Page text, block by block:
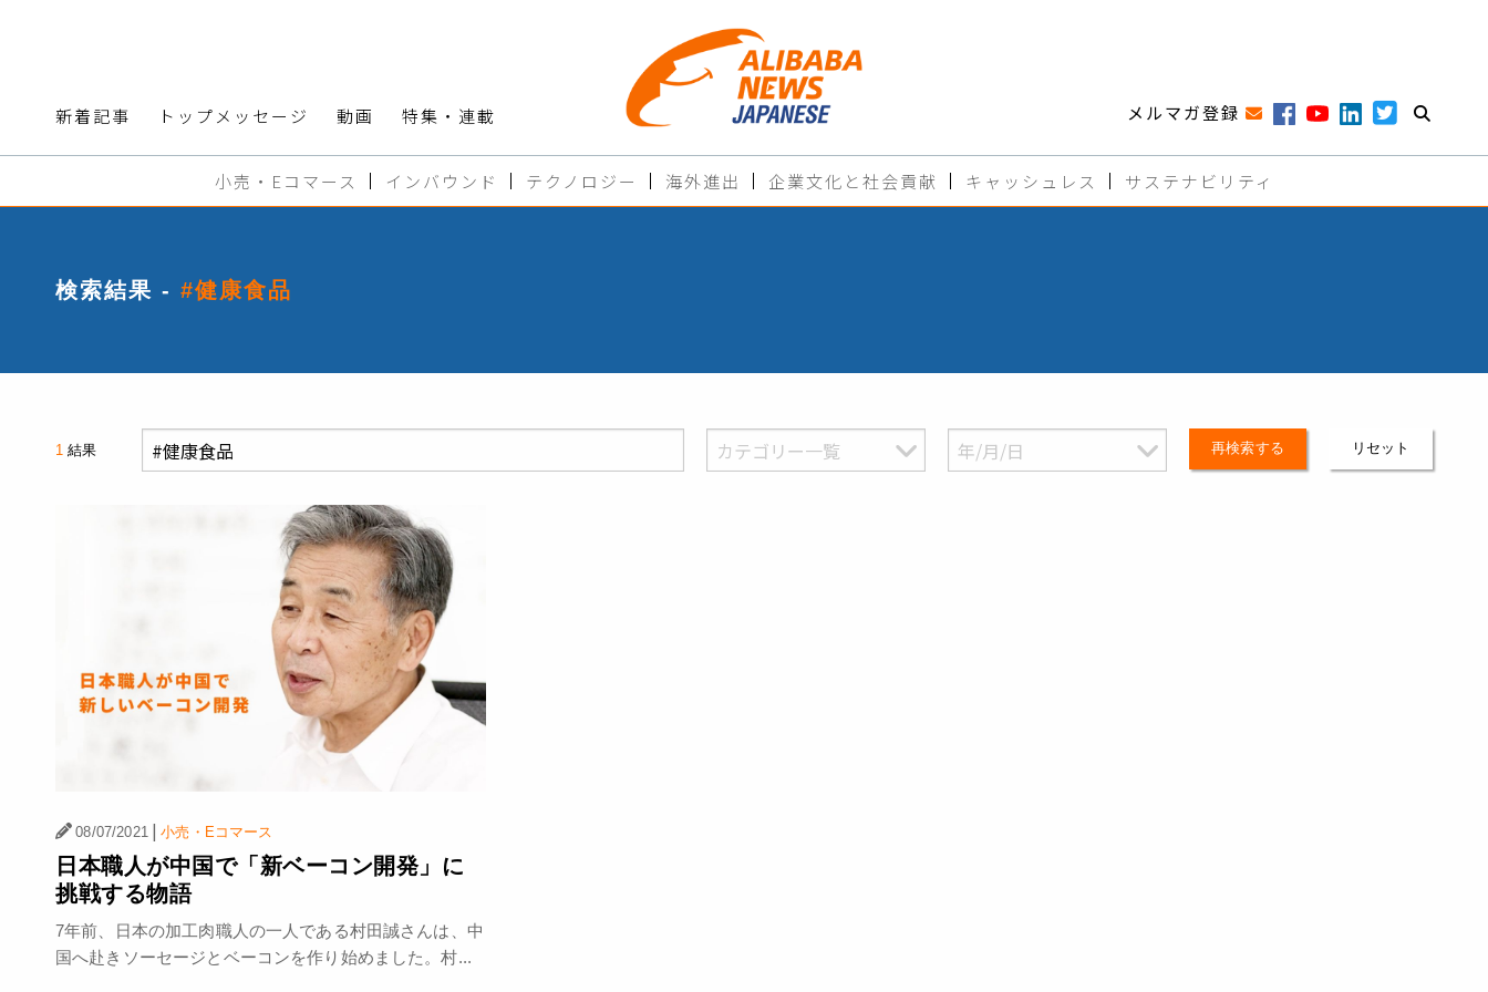
新着記事 トップメッセージ 動画 特集・連載 メルマガ登録
小売・Eコマース インバウンド テクノロジー 海外進出 企業文化と社会貢献 キャッシュレス サステナビリティ
検索結果 - #健康食品
1結果 再検索する リセット
08/07/2021 | 小売・Eコマース
日本職人が中国で「新ベーコン開発」に
挑戦する物語
7年前、日本の加工肉職人の一人である村田誠さんは、中
国へ赴きソーセージとベーコンを作り始めました。村...